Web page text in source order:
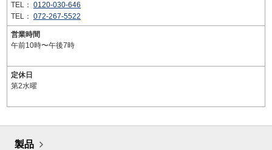
TEL： 0120-030-646
TEL： 072-267-5522
営業時間
午前10時〜午後7時
定休日
第2水曜
製品